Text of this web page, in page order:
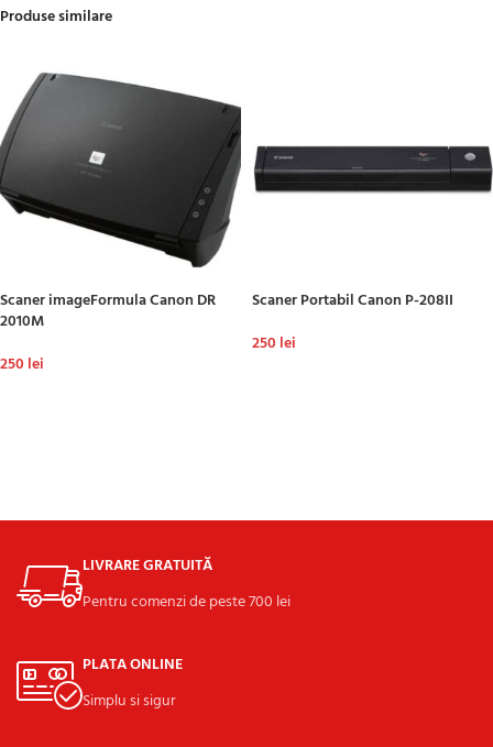
Produse similare
Scaner imageFormula Canon DR
2010M
250 lei
Scaner Portabil Canon P-208II
250 lei
LIVRARE GRATUITĂ
Pentru comenzi de peste 700 lei
PLATA ONLINE
Simplu si sigur